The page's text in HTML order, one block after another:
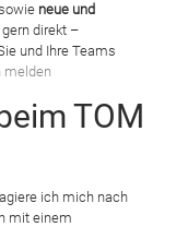
neue und
direkt –
und Ihre Teams
melden
TOM
ich mich nach
mit einem